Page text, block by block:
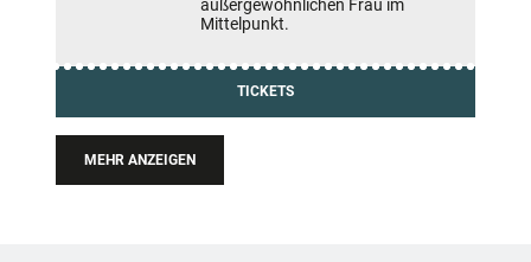
außergewöhnlichen Frau im
Mittelpunkt.
TICKETS
MEHR ANZEIGEN